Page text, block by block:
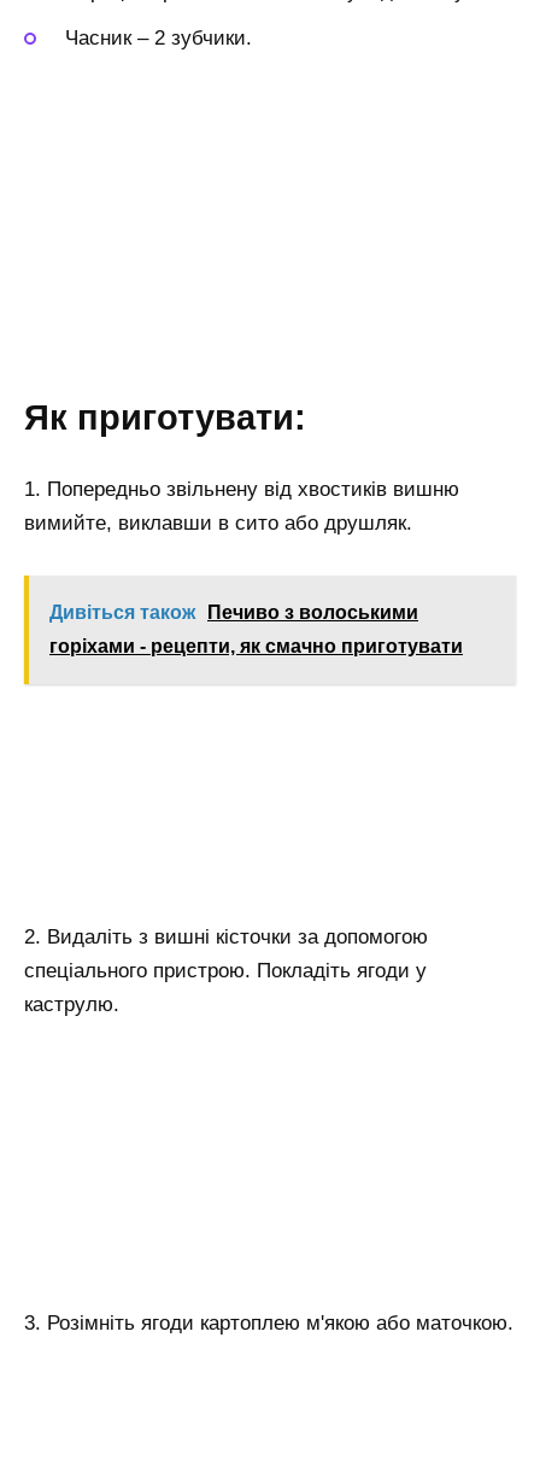
Часник– 2 зубчики.
Як приготувати:
1. Попередньо звільнену від хвостиків вишню
вимийте, виклавши в сито або друшляк.
Дивіться також
Печиво з волоськими
горіхами - рецепти, як смачно приготувати
2. Видаліть з вишні кісточки за допомогою
спеціального пристрою. Покладіть ягоди у
каструлю.
3. Розімніть ягоди картоплею м'якою або маточкою.